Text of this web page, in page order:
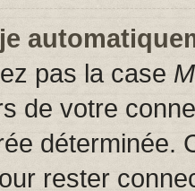
pas la case
de votre
déterminée.
rester